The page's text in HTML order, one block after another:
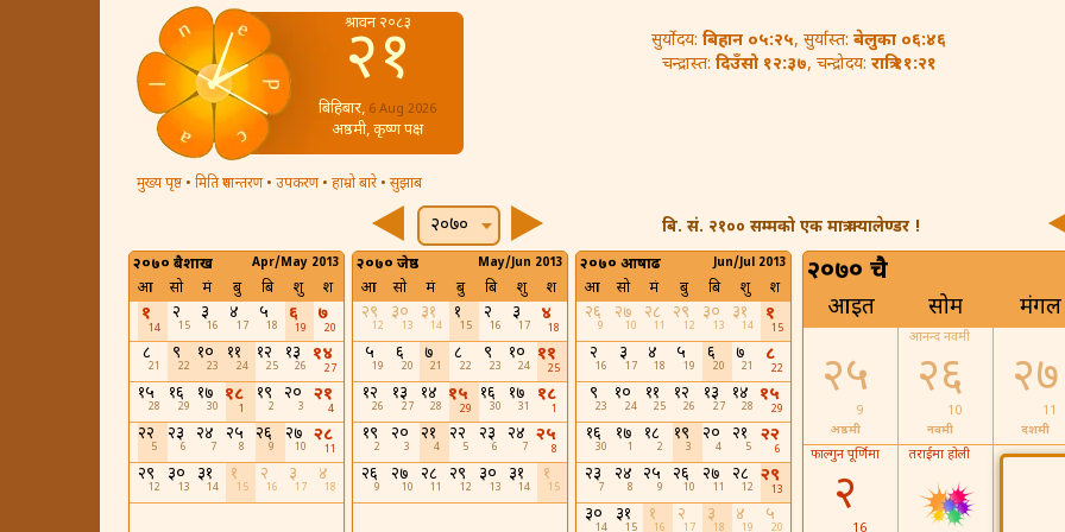
श्रावन २०८३
२१
बिहिबार, 6 Aug 2026
अष्ठमी, कृष्ण पक्ष
सुर्योदय: बिहान ०५:२५, सुर्यास्त: बेलुका ०६:४६
चन्द्रास्त: दिउँसो १२:३७, चन्द्रोदय: रात्रि ११:२१
बि. सं. २१०० सम्मको एक मात्र क्यालेण्डर !
मुख्य पृष्ठ • मिति रुपान्तरण• उपकरण• हाम्रो बारे •सुझाब
२०७०
२०७० बैशाख Apr/May 2013
आ सो मं बु बि शु श
१
14
२
15
३
16
४
17
५
18
६
19
७
20
८
21
९
22
१०
23
११
24
१२
25
१३
26
१४
27
१५
28
१६
29
१७
30
१८
1
१९
2
२०
3
२१
4
२२
5
२३
6
२४
7
२५
8
२६
9
२७
10
२८
11
२९
12
३०
13
३१
14
१
15
२
16
३
17
४
18
२०७० जेष्ठ May/Jun 2013
आ सो मं बु बि शु श
२९
12
३०
13
३१
14
१
15
२
16
३
17
४
18
५
19
६
20
७
21
८
22
९
23
१०
24
११
25
१२
26
१३
27
१४
28
१५
29
१६
30
१७
31
१८
1
१९
2
२०
3
२१
4
२२
5
२३
6
२४
7
२५
8
२६
9
२७
10
२८
11
२९
12
३०
13
३१
14
१
15
२०७० आषाढ Jun/Jul 2013
आ सो मं बु बि शु श
२६
9
२७
10
२८
11
२९
12
३०
13
३१
14
१
15
२
16
३
17
४
18
५
19
६
20
७
21
८
22
९
23
१०
24
११
25
१२
26
१३
27
१४
28
१५
29
१६
30
१७
1
१८
2
१९
3
२०
4
२१
5
२२
6
२३
7
२४
8
२५
9
२६
10
२७
11
२८
12
२९
13
३०
14
३१
15
१
16
२
17
३
18
४
19
५
20
२०७० चैत्र
आइत सोम मंगल
२५
9
अष्ठमी
आनन्द नवमी
२६
10
नवमी
२७
11
दशमी
फाल्गुन पूर्णिमा
२
16
तराईमा होली